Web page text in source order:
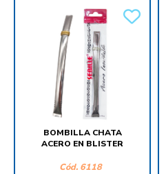
BOMBILLA CHATA
ACERO EN BLISTER
Cód. 6118